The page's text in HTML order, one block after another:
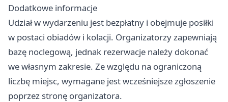
Dodatkowe informacje
Udział w wydarzeniu jest bezpłatny i obejmuje posiłki
w postaci obiadów i kolacji. Organizatorzy zapewniają
bazę noclegową, jednak rezerwacje należy dokonać
we własnym zakresie. Ze względu na ograniczoną
liczbę miejsc, wymagane jest wcześniejsze zgłoszenie
poprzez stronę organizatora.